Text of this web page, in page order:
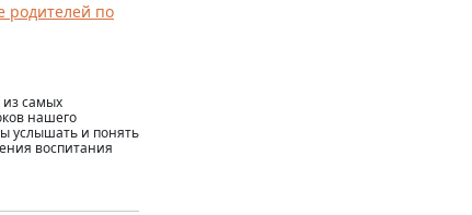
родителей по
из самых
нашего
услышать и понять
воспитания